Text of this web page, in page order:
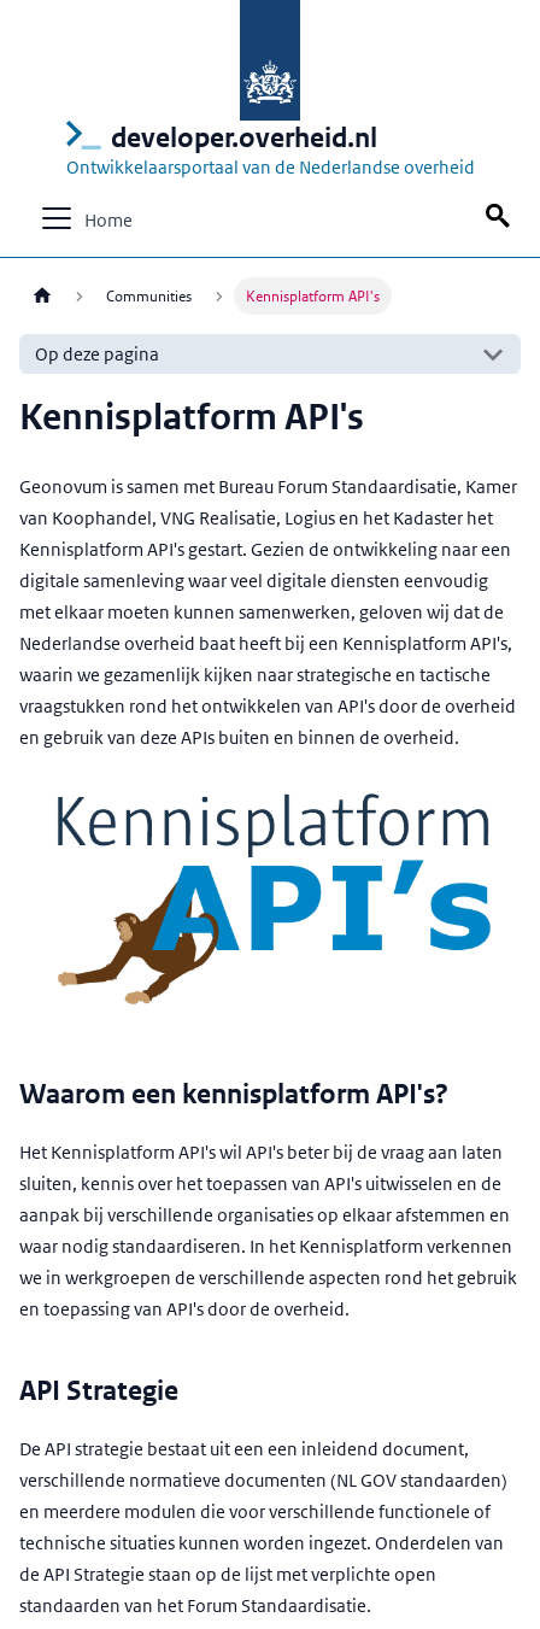
developer.overheid.nl
Ontwikkelaarsportaal van de Nederlandse overheid
Home
Communities Kennisplatform API's
Op deze pagina
Kennisplatform API's
Geonovum is samen met Bureau Forum Standaardisatie, Kamer
van Koophandel, VNG Realisatie, Logius en het Kadaster het
Kennisplatform API's gestart. Gezien de ontwikkeling naar een
digitale samenleving waar veel digitale diensten eenvoudig
met elkaar moeten kunnen samenwerken, geloven wij dat de
Nederlandse overheid baat heeft bij een Kennisplatform API's,
waarin we gezamenlijk kijken naar strategische en tactische
vraagstukken rond het ontwikkelen van API's door de overheid
en gebruik van deze APIs buiten en binnen de overheid.
Waarom een kennisplatform API's?
Het Kennisplatform API's wil API's beter bij de vraag aan laten
sluiten, kennis over het toepassen van API's uitwisselen en de
aanpak bij verschillende organisaties op elkaar afstemmen en
waar nodig standaardiseren. In het Kennisplatform verkennen
we in werkgroepen de verschillende aspecten rond het gebruik
en toepassing van API's door de overheid.
API Strategie
De API strategie bestaat uit een een inleidend document,
verschillende normatieve documenten (NL GOV standaarden)
en meerdere modulen die voor verschillende functionele of
technische situaties kunnen worden ingezet. Onderdelen van
de API Strategie staan op de lijst met verplichte open
standaarden van het Forum Standaardisatie.